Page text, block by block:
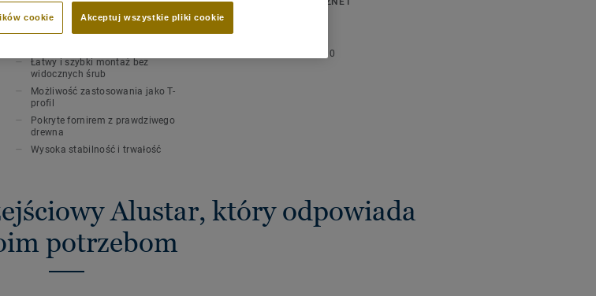
Możliwość zastosowania w
obszarach o dużym natężeniu
Łatwy i szybki montaż bez
widocznych śrub
Możliwość zastosowania jako T-
profil
Pokryte fornirem z prawdziwego
drewna
Wysoka stabilność i trwałość
ŚRODOWISKOWE
Długość:
10
Alustar, który odpowiada
potrzebom
Akceptuj wszystkie pliki cookie
cookie